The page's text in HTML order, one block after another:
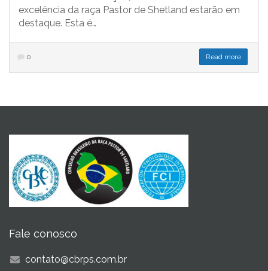
excelência da raça Pastor de Shetland estarão em
destaque. Esta é…
0 Read more
Fale conosco
contato@cbrps.com.br